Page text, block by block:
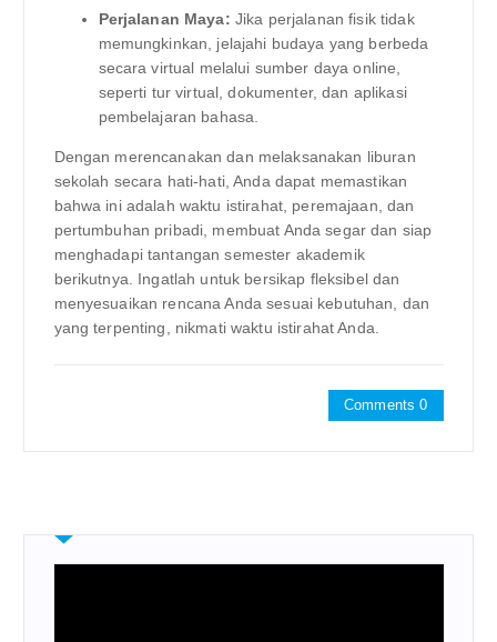
Perjalanan Maya: Jika perjalanan fisik tidak
memungkinkan, jelajahi budaya yang berbeda
secara virtual melalui sumber daya online,
seperti tur virtual, dokumenter, dan aplikasi
pembelajaran bahasa.
Dengan merencanakan dan melaksanakan liburan
sekolah secara hati-hati, Anda dapat memastikan
bahwa ini adalah waktu istirahat, peremajaan, dan
pertumbuhan pribadi, membuat Anda segar dan siap
menghadapi tantangan semester akademik
berikutnya. Ingatlah untuk bersikap fleksibel dan
menyesuaikan rencana Anda sesuai kebutuhan, dan
yang terpenting, nikmati waktu istirahat Anda.
Comments 0